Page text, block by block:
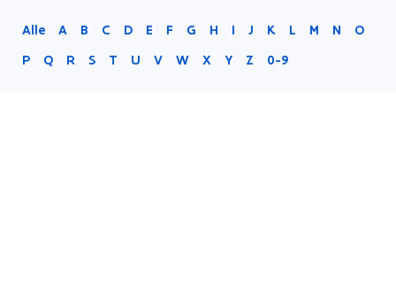
Alle A B C D E F G H I J K L M N
O
P
Q R S T U V W X Y Z 0-9